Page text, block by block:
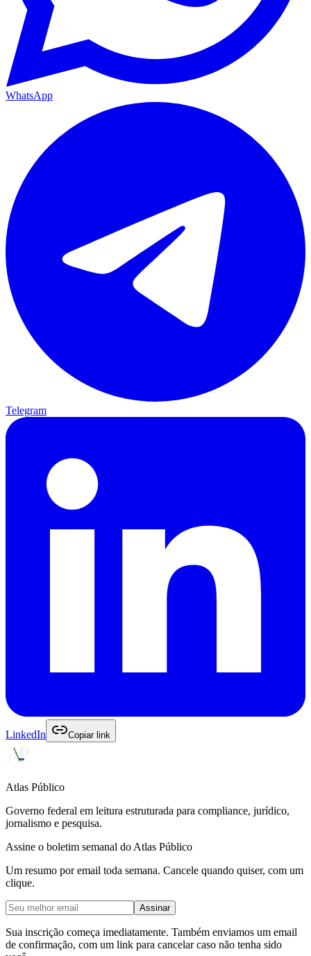
WhatsApp
Telegram
LinkedIn Copiar link
Atlas Público
Governo federal em leitura estruturada para compliance, jurídico,
jornalismo e pesquisa.
Assine o boletim semanal do Atlas Público
Um resumo por email toda semana. Cancele quando quiser, com um
clique.
Assinar
Sua inscrição começa imediatamente. Também enviamos um email
de confirmação, com um link para cancelar caso não tenha sido